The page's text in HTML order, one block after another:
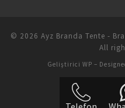
© 2026 Ayz Branda Tente -
All
Geliştirici WP –